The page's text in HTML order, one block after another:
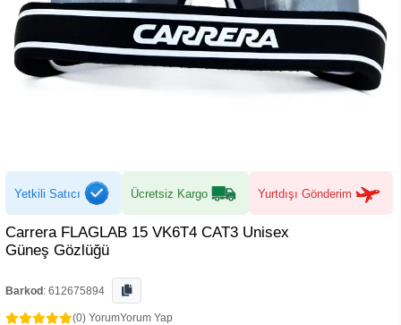
Yetkili Satıcı Ücretsiz Kargo Yurtdışı Gönderim
Carrera FLAGLAB 15 VK6T4 CAT3 Unisex
Güneş Gözlüğü
Barkod : 612675894
(0) YorumYorum Yap